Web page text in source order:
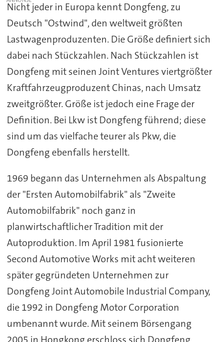
Nicht jeder in Europa kennt Dongfeng, zu
Deutsch "Ostwind", den weltweit größten
Lastwagenproduzenten. Die Größe definiert sich
dabei nach Stückzahlen. Nach Stückzahlen ist
Dongfeng mit seinen Joint Ventures viertgrößter
Kraftfahrzeugproduzent Chinas, nach Umsatz
zweitgrößter. Größe ist jedoch eine Frage der
Definition. Bei Lkw ist Dongfeng führend; diese
sind um das vielfache teurer als Pkw, die
Dongfeng ebenfalls herstellt.
1969 begann das Unternehmen als Abspaltung
der "Ersten Automobilfabrik" als "Zweite
Automobilfabrik" noch ganz in
planwirtschaftlicher Tradition mit der
Autoproduktion. Im April 1981 fusionierte
Second Automotive Works mit acht weiteren
später gegründeten Unternehmen zur
Dongfeng Joint Automobile Industrial Company,
die 1992 in Dongfeng Motor Corporation
umbenannt wurde. Mit seinem Börsengang